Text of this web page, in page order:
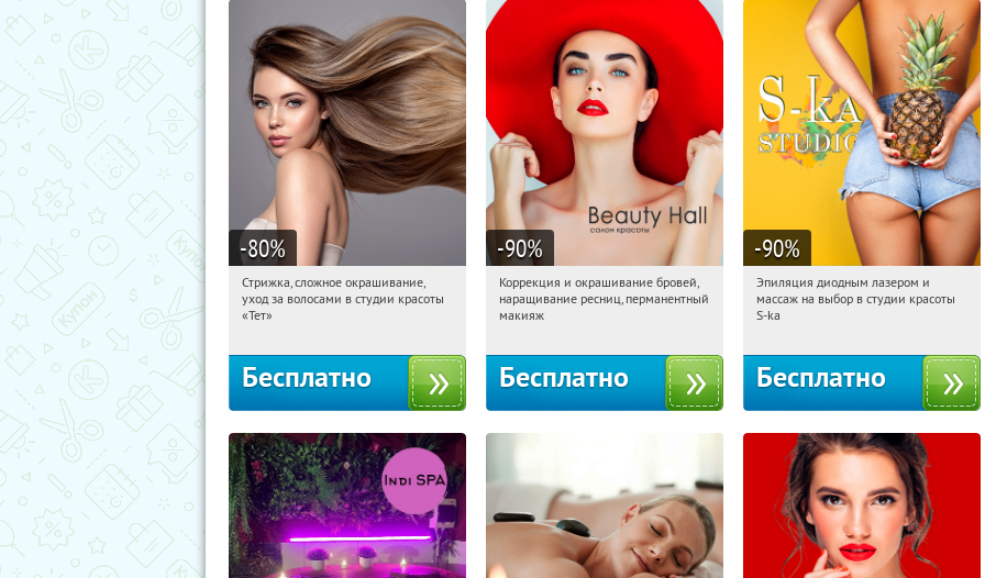
-80%
10:11:17 Получили:
Чистые пруды
Стрижка, сложное окрашивание,
уход за волосами в студии красоты
«Тет»
Бесплатно
-90%
10:11:17 Получили:
Нахимовский проспект
Коррекция и окрашивание бровей,
наращивание ресниц, перманентный
макияж
Бесплатно
-90%
10:11:17 Получили:
Таганская
Эпиляция диодным лазером и
массаж на выбор в студии красоты
S-ka
Бесплатно